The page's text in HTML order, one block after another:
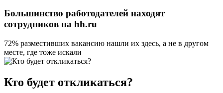
Большинство работодателей находят
сотрудников на hh.ru
72% разместивших вакансию нашли их здесь, а не в другом
месте, где тоже искали
Кто будет откликаться?